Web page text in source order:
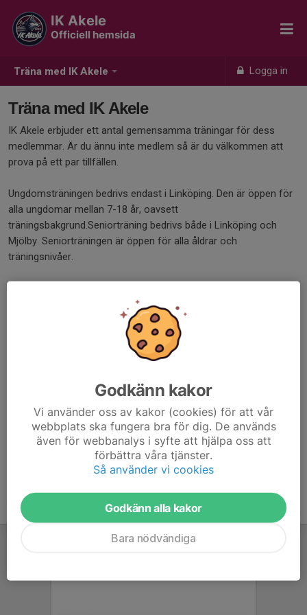
Träna med IK Akele Logga in
IK Akele
Officiell hemsida
Träna med IK Akele
IK Akele erbjuder ett antal gemensamma träningar för dess
medlemmar. Är du ännu inte medlem så är du välkommen att
prova på ett par tillfällen.
Ungdomsträningen bedrivs endast i Linköping. Den är öppen för
alla ungdomar mellan 7-18 år, oavsett
träningsbakgrund.Seniorträning bedrivs både i Linköping och
Mjölby. Seniorträningen är öppen för alla åldrar och
träningsnivåer.
nybörjare i alla åldrar. Gemensam träning brukar medföra lite
extra motivation. Meningen är dock framförallt att du ska ha kul
på träningen, känna gemenskap och förhoppningsvis lära dig
Akele erbjuder en mängd olika träningspass varje vecka. Läs mer
och se schema under respektive rubrik.
Våra Pass
Beskrivning av Akeles träningar
Godkänn kakor
Vi använder oss av kakor (cookies) för att vår
webbplats ska fungera bra för dig. De används
även för webbanalys i syfte att hjälpa oss att
förbättra våra tjänster.
Så använder vi cookies
Godkänn alla kakor
Bara nödvändiga